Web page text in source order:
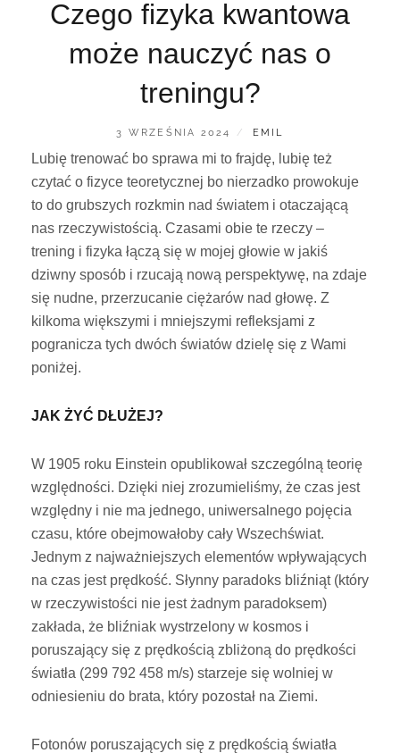
Czego fizyka kwantowa
może nauczyć nas o
treningu?
POSTED
3 WRZEŚNIA 2024 BY
EMIL
Lubię trenować bo sprawa mi to frajdę, lubię też
czytać o fizyce teoretycznej bo nierzadko prowokuje
to do grubszych rozkmin nad światem i otaczającą
nas rzeczywistością. Czasami obie te rzeczy –
trening i fizyka łączą się w mojej głowie w jakiś
dziwny sposób i rzucają nową perspektywę, na zdaje
się nudne, przerzucanie ciężarów nad głowę. Z
kilkoma większymi i mniejszymi refleksjami z
pogranicza tych dwóch światów dzielę się z Wami
poniżej.
JAK ŻYĆ DŁUŻEJ?
W 1905 roku Einstein opublikował szczególną teorię
względności. Dzięki niej zrozumieliśmy, że czas jest
względny i nie ma jednego, uniwersalnego pojęcia
czasu, które obejmowałoby cały Wszechświat.
Jednym z najważniejszych elementów wpływających
na czas jest prędkość. Słynny paradoks bliźniąt (który
w rzeczywistości nie jest żadnym paradoksem)
zakłada, że bliźniak wystrzelony w kosmos i
poruszający się z prędkością zbliżoną do prędkości
światła (299 792 458 m/s) starzeje się wolniej w
odniesieniu do brata, który pozostał na Ziemi.
Fotonów poruszających się z prędkością światła